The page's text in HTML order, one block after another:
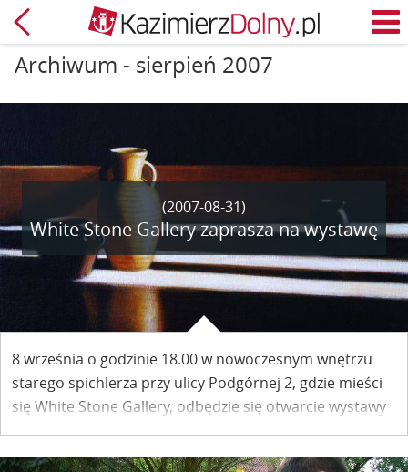
Powrót
Archiwum - sierpień 2007
(2007-08-31)
White Stone Gallery zaprasza na wystawę
8 września o godzinie 18.00 w nowoczesnym wnętrzu
starego spichlerza przy ulicy Podgórnej 2, gdzie mieści
się White Stone Gallery, odbędzie się otwarcie wystawy
malarstwa Iwony Wojewody Jedynak. Wystawa potrwa
do końca września br.